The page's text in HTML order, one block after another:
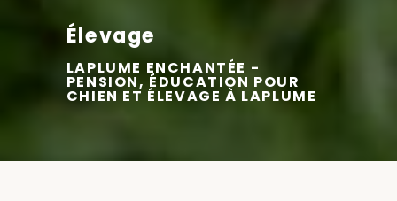
Élevage
LAPLUME ENCHANTÉE -
PENSION, ÉDUCATION POUR
CHIEN ET ÉLEVAGE À LAPLUME